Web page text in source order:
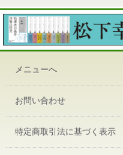
メニューへ
お問い合わせ
特定商取引法に基づく表示